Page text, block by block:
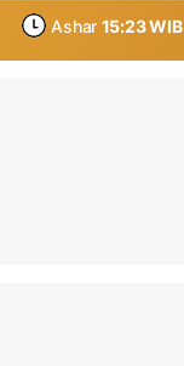
Ashar 15:23 WIB